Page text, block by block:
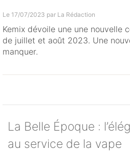
Le 17/07/2023 par La Rédaction
Kemix dévoile une une nouvelle
de juillet et août 2023. Une
manquer.
La Belle Époque :
au service de la vape